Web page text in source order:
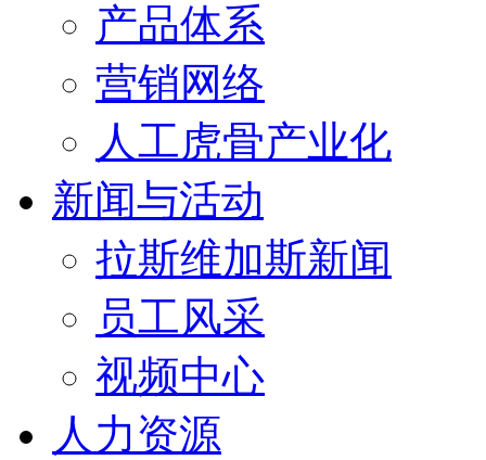
产品体系
营销网络
人工虎骨产业化
新闻与活动
拉斯维加斯新闻
员工风采
视频中心
人力资源